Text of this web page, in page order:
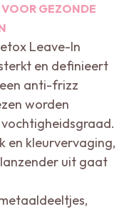
GEZONDE
Leave-In
en definieert
anti-frizz
worden
en kleurvervaging,
uit gaat